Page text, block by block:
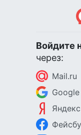
Войдите
через:
Mail.ru
Google
Яндекс